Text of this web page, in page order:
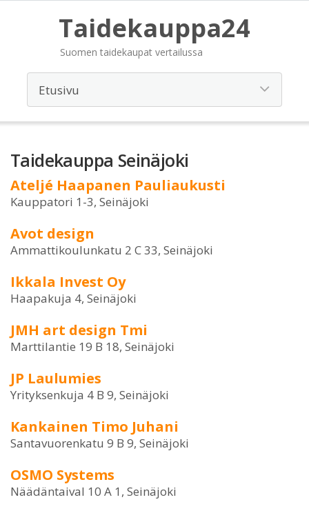
Taidekauppa24
Suomen taidekaupat vertailussa
Taidekauppa Seinäjoki
Ateljé Haapanen Pauliaukusti
Kauppatori 1-3, Seinäjoki
Avot design
Ammattikoulunkatu 2 C 33, Seinäjoki
Ikkala Invest Oy
Haapakuja 4, Seinäjoki
JMH art design Tmi
Marttilantie 19 B 18, Seinäjoki
JP Laulumies
Yrityksenkuja 4 B 9, Seinäjoki
Kankainen Timo Juhani
Santavuorenkatu 9 B 9, Seinäjoki
OSMO Systems
Näädäntaival 10 A 1, Seinäjoki